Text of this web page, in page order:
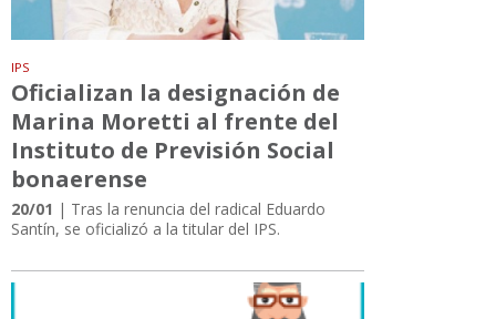
IPS
Oficializan la designación de
Marina Moretti al frente del
Instituto de Previsión Social
bonaerense
20/01 | Tras la renuncia del radical Eduardo
Santín, se oficializó a la titular del IPS.